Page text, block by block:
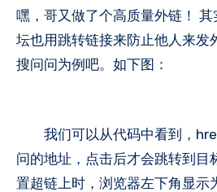
嘿，哥又做了个高质量外链！
坛也用跳转链接来防止他人来发
搜问问为例吧。如下图：
我们可以从代码中看到，
问的地址，点击后才会跳转到目
置超链上时，浏览器左下角显示